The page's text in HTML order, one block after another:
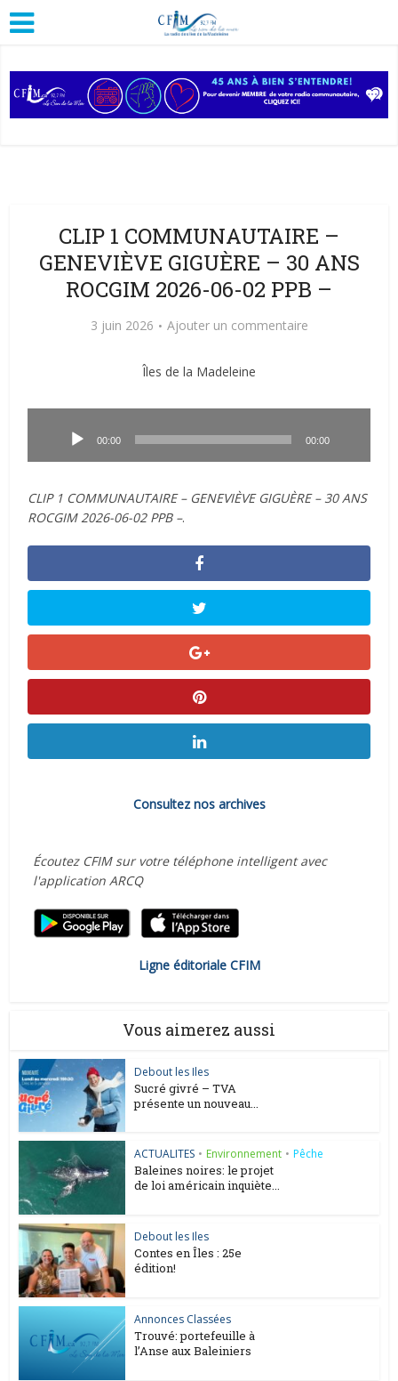
CLIP 1 COMMUNAUTAIRE –
GENEVIÈVE GIGUÈRE – 30 ANS
ROCGIM 2026-06-02 PPB –
3 juin 2026 Ajouter un commentaire
Îles de la Madeleine
00:00 00:00
CLIP 1 COMMUNAUTAIRE – GENEVIÈVE GIGUÈRE – 30 ANS
ROCGIM 2026-06-02 PPB –.
Consultez nos archives
Écoutez CFIM sur votre téléphone intelligent avec
l'application ARCQ
Ligne éditoriale CFIM
Vous aimerez aussi
Debout les Iles
Sucré givré – TVA
présente un nouveau...
ACTUALITES • Environnement • Pêche
Baleines noires: le projet
de loi américain inquiète...
Debout les Iles
Contes en Îles : 25e
édition!
Annonces Classées
Trouvé: portefeuille à
l’Anse aux Baleiniers